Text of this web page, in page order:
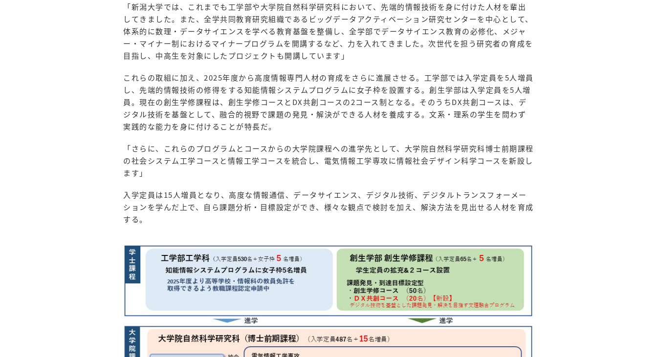
「新潟大学では、これまでも工学部や大学院自然科学研究科において、先端的情報技術を身に付けた人材を輩出
してきました。また、全学共同教育研究組織であるビッグデータアクティベーション研究センターを中心として、
体系的に数理・データサイエンスを学べる教育基盤を整備し、全学部でデータサイエンス教育の必修化、メジャ
ー・マイナー制におけるマイナープログラムを開講するなど、力を入れてきました。次世代を担う研究者の育成を
目指し、中高生を対象にしたプロジェクトも開講しています」
これらの取組に加え、2025年度から高度情報専門人材の育成をさらに進展させる。工学部では入学定員を5人増員
し、先端的情報技術の修得をする知能情報システムプログラムに女子枠を設置する。創生学部は入学定員を5人増
員。現在の創生学修課程は、創生学修コースとDX共創コースの2コース制となる。そのうちDX共創コースは、デ
ジタル技術を基盤として、融合的視野で課題の発見・解決ができる人材を養成する。文系・理系の学生を問わず
実践的な能力を身に付けることが特長だ。
「さらに、これらのプログラムとコースからの大学院課程への進学先として、大学院自然科学研究科博士前期課程
の社会システム工学コースと情報工学コースを統合し、電気情報工学専攻に情報社会デザイン科学コースを新設し
ます」
入学定員は15人増員となり、高度な情報通信、データサイエンス、デジタル技術、デジタルトランスフォーメー
ションを学んだ上で、自ら課題分析・目標設定ができ、様々な観点で検討を加え、解決方法を見出せる人材を育成
する。